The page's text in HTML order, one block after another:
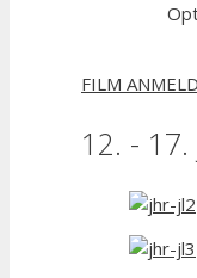
FILM
12. -